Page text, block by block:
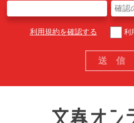
利用規約を確認する 利